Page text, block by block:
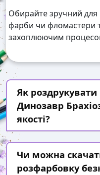
Обирайте зручний для
фарби чи фломастери
захоплюючим
Як
Динозавр
якості?
Чи можна
розфарбовку